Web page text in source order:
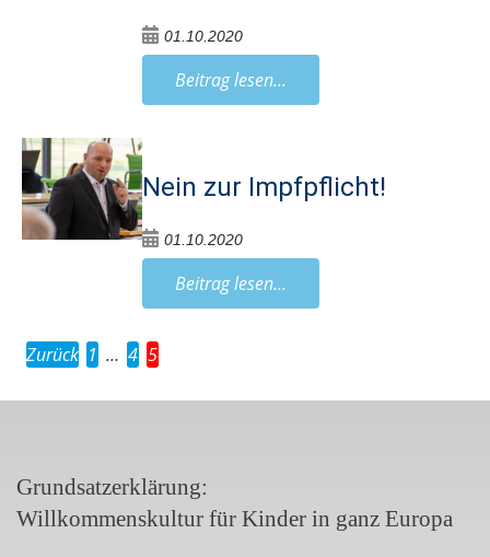
01.10.2020
Beitrag lesen...
Nein zur Impfpflicht!
01.10.2020
Beitrag lesen...
Zurück 1 … 4 5
Grundsatzerklärung:
Willkommenskultur für Kinder in ganz Europa